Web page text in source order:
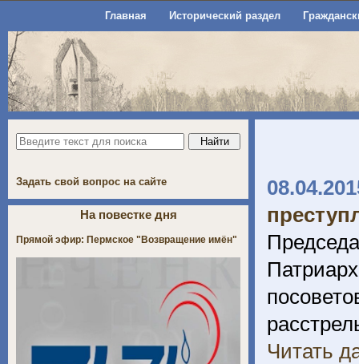
Главная Исторический раздел
Читать
Задать свой вопрос на сайте
На повестке дня
Прямой эфир: Пермское "Возвращение имён"